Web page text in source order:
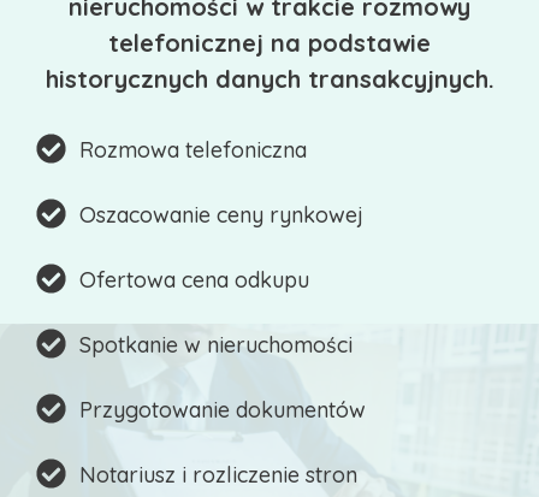
nieruchomości w trakcie rozmowy
telefonicznej na podstawie
historycznych danych transakcyjnych.
Rozmowa telefoniczna
Oszacowanie ceny rynkowej
Ofertowa cena odkupu
Spotkanie w nieruchomości
Przygotowanie dokumentów
Notariusz i rozliczenie stron